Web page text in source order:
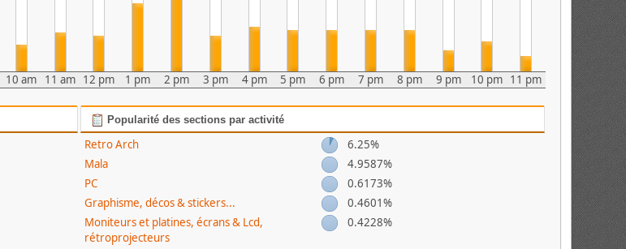
10 am 11 am 12 pm 1 pm 2 pm 3 pm 4 pm 5 pm 6 pm 7 pm 8 pm 9 pm 10 pm 11 pm
Popularité des sections par activité
Retro Arch
6.25%
Mala
4.9587%
PC
0.6173%
Graphisme, décos & stickers...
0.4601%
Moniteurs et platines, écrans & Lcd,
rétroprojecteurs
0.4228%